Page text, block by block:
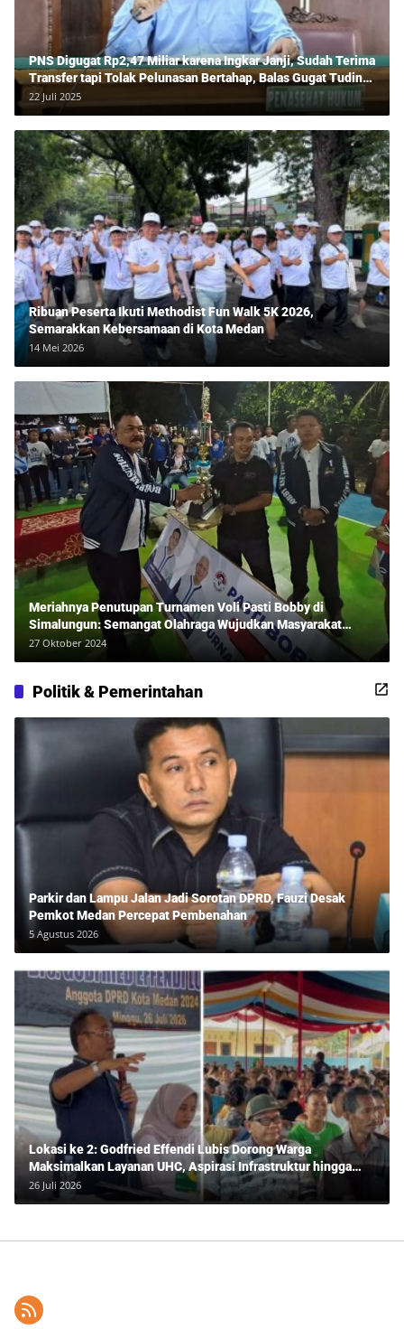
PNS Digugat Rp2,47 Miliar karena Ingkar Janji, Sudah Terima
Transfer tapi Tolak Pelunasan Bertahap, Balas Gugat Tuding
Lawan Tipu Rp850 Juta
22 Juli 2025
Ribuan Peserta Ikuti Methodist Fun Walk 5K 2026,
Semarakkan Kebersamaan di Kota Medan
14 Mei 2026
Meriahnya Penutupan Turnamen Voli Pasti Bobby di
Simalungun: Semangat Olahraga Wujudkan Masyarakat
Sehat Bersama Erwan Rozadi dan Ribuan Penonton!
27 Oktober 2024
Politik & Pemerintahan
Parkir dan Lampu Jalan Jadi Sorotan DPRD, Fauzi Desak
Pemkot Medan Percepat Pembenahan
5 Agustus 2026
Lokasi ke 2: Godfried Effendi Lubis Dorong Warga
Maksimalkan Layanan UHC, Aspirasi Infrastruktur hingga
Pendidikan Mengemuka dalam Reses Medan Amplas
26 Juli 2026